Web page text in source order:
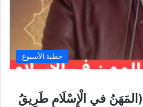
خطبة الأسبوع
في الْإِسْلَامِ طَرِيقُ